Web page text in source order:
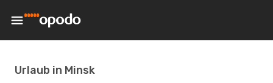
Urlaub in Minsk